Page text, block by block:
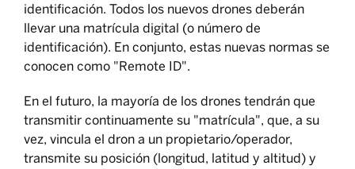
identificación. Todos los nuevos drones deberán
llevar una matrícula digital (o número de
identificación). En conjunto, estas nuevas normas se
conocen como "Remote ID".
En el futuro, la mayoría de los drones tendrán que
transmitir continuamente su "matrícula", que, a su
vez, vincula el dron a un propietario/operador,
transmite su posición (longitud, latitud y altitud) y